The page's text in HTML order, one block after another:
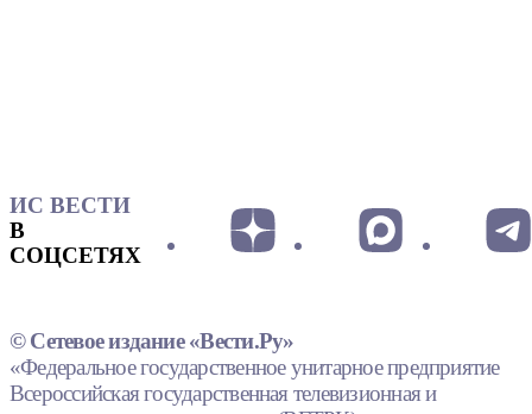
ИС ВЕСТИ
В
СОЦСЕТЯХ
© Сетевое издание «Вести.Ру»
«Федеральное государственное унитарное предприятие
Всероссийская государственная телевизионная и